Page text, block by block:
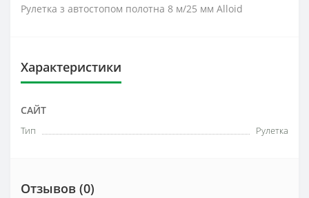
Рулетка з автостопом полотна 8 м/25 мм Alloid
Характеристики
САЙТ
Тип Рулетка
Отзывов (0)